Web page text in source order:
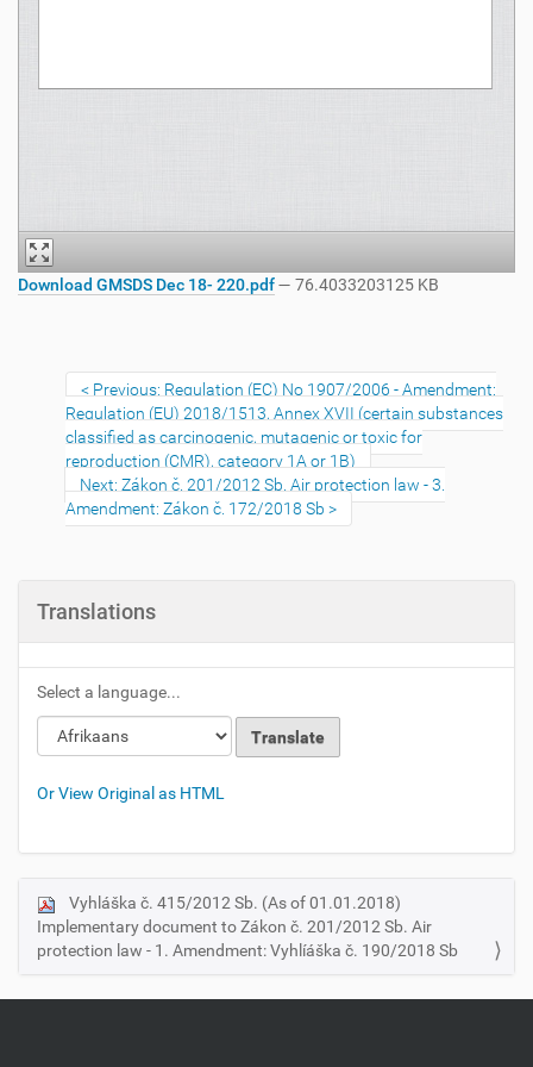
Download GMSDS Dec 18- 220.pdf— 76.4033203125 KB
Previous: Regulation (EC) No 1907/2006 - Amendment:
Regulation (EU) 2018/1513, Annex XVII (certain substances
classified as carcinogenic, mutagenic or toxic for
reproduction (CMR), category 1A or 1B)
Next: Zákon č. 201/2012 Sb. Air protection law - 3.
Amendment: Zákon č. 172/2018 Sb
Translations
Select a language...
Or View Original as HTML
N
a
v
i
Vyhláška č. 415/2012 Sb. (As of 01.01.2018)
Implementary document to Zákon č. 201/2012 Sb. Air
protection law - 1. Amendment: Vyhlíáška č. 190/2018 Sb